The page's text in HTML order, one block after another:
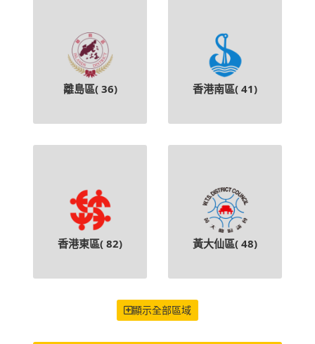
離島區( 36) 香港南區( 41)
香港東區( 82) 黃大仙區( 48)
顯示全部區域